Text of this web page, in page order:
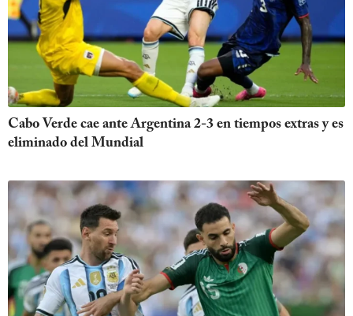
Cabo Verde cae ante Argentina 2-3 en tiempos extras y es
eliminado del Mundial